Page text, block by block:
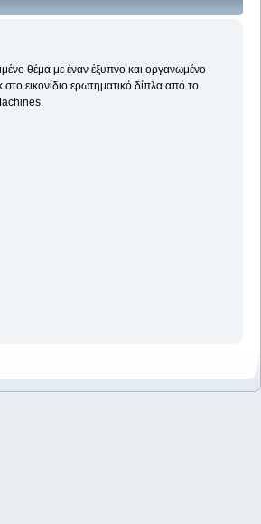
θέμα με έναν έξυπνο και οργανωμένο
εικονίδιο ερωτηματικό δίπλα από το